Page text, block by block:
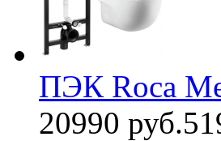
ПЭК Roca
20990 руб.